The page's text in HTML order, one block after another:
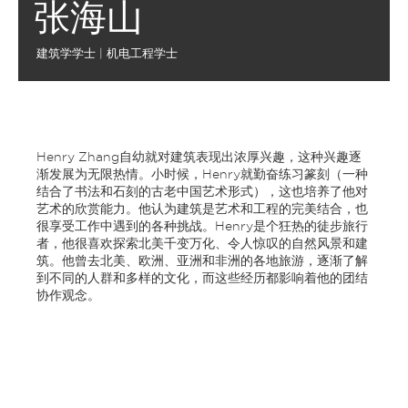
张海山
建筑学学士 | 机电工程学士
Henry Zhang自幼就对建筑表现出浓厚兴趣，这种兴趣逐
渐发展为无限热情。小时候，Henry就勤奋练习篆刻（一种
结合了书法和石刻的古老中国艺术形式），这也培养了他对
艺术的欣赏能力。他认为建筑是艺术和工程的完美结合，也
很享受工作中遇到的各种挑战。Henry是个狂热的徒步旅行
者，他很喜欢探索北美千变万化、令人惊叹的自然风景和建
筑。他曾去北美、欧洲、亚洲和非洲的各地旅游，逐渐了解
到不同的人群和多样的文化，而这些经历都影响着他的团结
协作观念。